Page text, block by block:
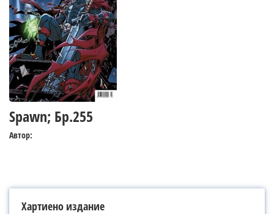
Spawn; Бр.255
Автор:
Хартиено издание